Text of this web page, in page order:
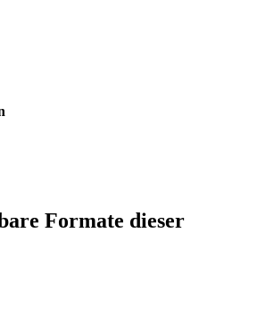
Formate dieser